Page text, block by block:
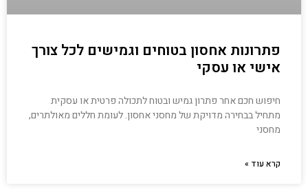
פתרונות אחסון בטוחים וגמישים לכל צורך
אישי או עסקי
חיפוש חכם אחר פתרון גמיש ובטוח לתכולה פרטית או עסקית
מתחיל בבחירה מדויקת של מחסני אחסון. לעומת חללים מאולתרים,
מחסני
קרא עוד »